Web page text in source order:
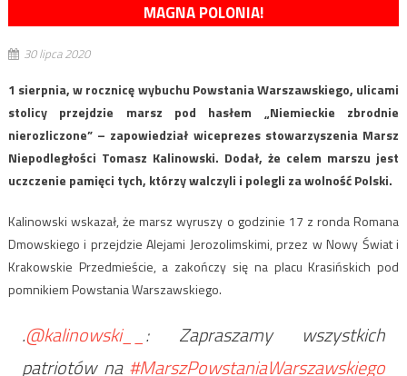
MAGNA POLONIA!
30 lipca 2020
1 sierpnia, w rocznicę wybuchu Powstania Warszawskiego, ulicami
stolicy przejdzie marsz pod hasłem „Niemieckie zbrodnie
nierozliczone” – zapowiedział wiceprezes stowarzyszenia Marsz
Niepodległości Tomasz Kalinowski. Dodał, że celem marszu jest
uczczenie pamięci tych, którzy walczyli i polegli za wolność Polski.
Kalinowski wskazał, że marsz wyruszy o godzinie 17 z ronda Romana
Dmowskiego i przejdzie Alejami Jerozolimskimi, przez w Nowy Świat i
Krakowskie Przedmieście, a zakończy się na placu Krasińskich pod
pomnikiem Powstania Warszawskiego.
.@kalinowski__ : Zapraszamy wszystkich
patriotów na #MarszPowstaniaWarszawskiego